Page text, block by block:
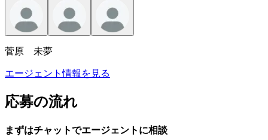
菅原 未夢
エージェント情報を見る
応募の流れ
まずはチャットでエージェント に相談